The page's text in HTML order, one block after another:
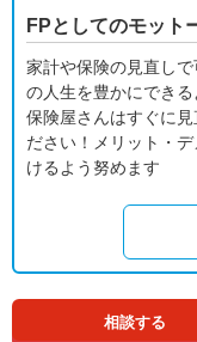
FPとしてのモット
家計や保険の見直し
の人生を豊かにでき
保険屋さんはすぐに
ださい！メリット・
けるよう努めます
相談する